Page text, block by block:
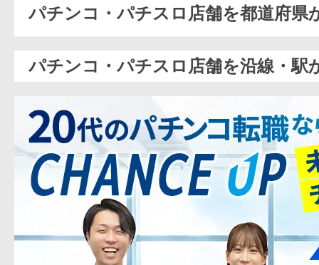
パチンコ・パチスロ店舗を都道府県
パチンコ・パチスロ店舗を沿線・駅